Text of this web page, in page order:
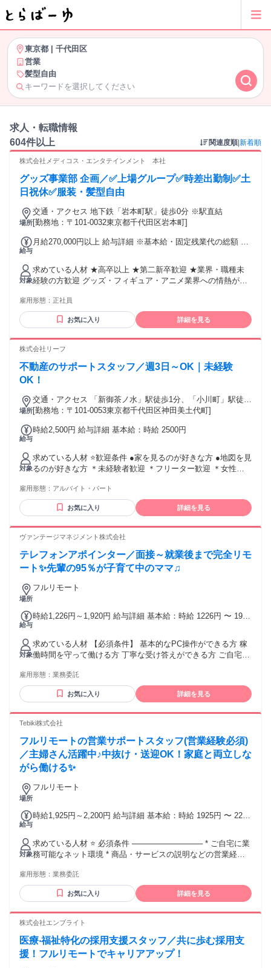
東京都
千代田区
営業
髪型自由
キーワードを選択してください
求人・転職情報
604件以上
関連度順 新着順
株式会社メディコス・エンタテインメント 本社
グッズ事業部 企画／✅上場グループ✅時差出勤制✅土
日祝休✅服装・髪型自由
場所
交通・アクセス 地下鉄「岩本町駅」徒歩0分 ※駅直結
[勤務地：〒101-0032東京都千代田区岩本町]
給与
月給270,000円以上 給与詳細 ※基本給・固定残業代の総額 基
（固定残業時間：1ヶ月あたり37時間） 固定残業時間を超え
た勤務時間については別途残業代を支給する 【一律手当】 全
員に一律で支払われる通勤・皆勤・家族手当金額：なし 全員
に一律で支払われるその他手当金額：なし ◎経験・能力を考
ます。 【大卒】月給24万円～ 【専門・短大卒】月給22万
5000円～ 【高卒】月給20万5000円～ ※時間外手当別途支給
対象
求めている人材 ★高卒以上 ★第二新卒歓迎 ★業界・職種未
経験の方歓迎 グッズ・フィギュア・アニメ業界への情熱があ
不問） ●メーカー経験（年数不問） ●Photoshop・Illustrator・
Excelのスキル
雇用形態： 正社員
お気に入り 詳細を見る
株式会社リーフ
不動産のサポートスタッフ／週3日～OK｜未経験
OK！
場所
交通・アクセス 「新御茶ノ水」駅徒歩1分、「小川町」駅徒歩
2分、「淡路町」駅徒歩4分、ほか「神保町」や「神田」駅な
[勤務地：〒101-0053東京都千代田区神田美土代町]
給与
時給2,500円 給与詳細 基本給：時給 2500円
対象
求めている人材 ⭐歓迎条件 ●家を見るのが好きな方 ●地図を見
るのが好きな方 ＊未経験者歓迎 ＊フリーター歓迎 ＊女性が
ション）
雇用形態： アルバイト・パート
お気に入り 詳細を見る
ヴァンテージマネジメント株式会社
テレフォンアポインター／面接～就業後まで完全リモ
ート✨先輩の95％が子育て中のママ♫
場所
フルリモート
給与
時給1,226円～1,920円 給与詳細 基本給：時給 1226円 〜 1920
アポイントインセンティブあり 1件あたり500～2200円を支
給！ インセンティブを含めると 1時間あたり平均1300円を
GET！ トップオペレーターだと 1時間あたり3000円近いです
♫ ✨また、経験・スキルに応じては SV（育成担当）への昇格
対象
求めている人材 【必須条件】 基本的なPC操作ができる方 稼
働時間を守って働ける方 丁寧な受け答えができる方 ご自宅に
働を想定 【ひとつでも当てはまれば歓迎】 ✋電話発信（架
電）や テレアポの経験がある方 ✋BtoB営業の経験がある方 ✋
明るくハキハキと会話ができる方 ༶ ༶ ༶ ༶ ༶ ༶ ༶ ༶ ༶ ༶ ༶ ༶ ༶
歓迎 ✅主婦・主夫歓迎 ✅副業・WワークOK ✅ブランクOK ✅
既卒歓迎／第二新卒歓迎 ✅転職回数不問 ✅フルリモート（完
全在宅） ✅在宅OK／住宅勤務（リモートワーク）OK ✨長期
歓迎 ✨職種変更なし ✨高定着率！働きやすさ抜群のお仕事！
⸜⸜ さらにこちらもPOINT ⸝⸝ ✱急募！即日勤務OK ✱大量募集
／大型募集 ✱中途入社50％以上 ✱面接1回 ✱リモート面接Ok
雇用形態： 業務委託
お気に入り 詳細を見る
Tebiki株式会社
フルリモートの営業サポートスタッフ(営業経験必須)
／主婦さん活躍中♪中抜け・送迎OK！家庭と両立しな
がら働ける✨
場所
フルリモート
給与
時給1,925円～2,200円 給与詳細 基本給：時給 1925円 〜 2200
間は相談しながら決定します。
対象
求めている人材 ⭐ 必須条件 ───────────── * ご自宅に業
務可能なネット環境 * 商品・サービスの説明などの営業経験 *
験 * 一般的なPCリテラシー ⭐ 歓迎条件（経験者大歓迎！）
───────────── *営業経験1年以上 * HubSpotなどのCRM
使用経験がある方 ⭐ 求める人物像 ────────────── * 明
相手のニーズを汲み取るのが得意な方
雇用形態： 業務委託
お気に入り 詳細を見る
株式会社エンブライト
医療‧福祉特化の採用支援スタッフ／共に歩む採用支
援！フルリモートでキャリアアップ！